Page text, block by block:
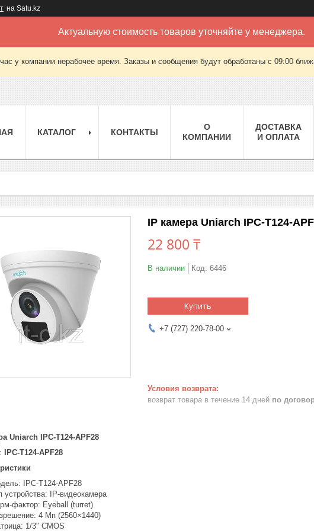
на Satu.kz
Актуальную стоимость товаров уточняйте у менеджера.
у компании нерабочее время. Заказы и сообщения будут обработаны с 09:00
КАТАЛОГ КОНТАКТЫ
О
КОМПАНИИ
ДОСТАВКА
И ОПЛАТА
IP камера Uniarch IPC-T124-
22 800 ₸
В наличии Код: 6446
Купить
+7 (727) 220-78-00
возврат товара в течение 14 дней по
Uniarch IPC-T124-APF28
IPC-T124-APF28
IPC-T124-APF28
устройства: IP-видеокамера
фактор: Eyeball (turret)
4 Мп (2560×1440)
1/3″ CMOS